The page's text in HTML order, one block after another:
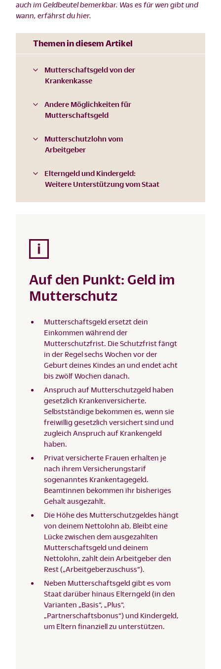
auch im Geldbeutel bemerkbar. Was es für wen gibt und
wann, erfährst du hier.
Themen in diesem Artikel
Mutterschaftsgeld von der
Krankenkasse
Andere Möglichkeiten für
Mutterschaftsgeld
Mutterschutzlohn vom
Arbeitgeber
Elterngeld und Kindergeld:
Weitere Unterstützung vom Staat
Auf den Punkt: Geld im
Mutterschutz
Mutterschaftsgeld ersetzt dein
Einkommen während der
Mutterschutzfrist. Die Schutzfrist fängt
in der Regel sechs Wochen vor der
Geburt deines Kindes an und endet acht
bis zwölf Wochen danach.
Anspruch auf Mutterschutzgeld haben
gesetzlich Krankenversicherte.
Selbstständige bekommen es, wenn sie
freiwillig gesetzlich versichert sind und
zugleich Anspruch auf Krankengeld
haben.
Privat versicherte Frauen erhalten je
nach ihrem Versicherungstarif
sogenanntes Krankentagegeld.
Beamtinnen bekommen ihr bisheriges
Gehalt ausgezahlt.
Die Höhe des Mutterschutzgeldes hängt
von deinem Nettolohn ab. Bleibt eine
Lücke zwischen dem ausgezahlten
Mutterschaftsgeld und deinem
Nettolohn, zahlt dein Arbeitgeber den
Rest („Arbeitgeberzuschuss“).
Neben Mutterschaftsgeld gibt es vom
Staat darüber hinaus Elterngeld (in den
Varianten „Basis“, „Plus“,
„Partnerschaftsbonus“) und Kindergeld,
um Eltern finanziell zu unterstützen.